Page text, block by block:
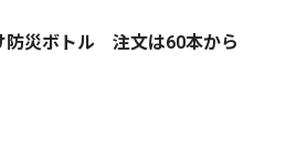
防災ボトル 注文は60本から